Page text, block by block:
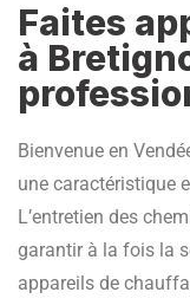
Faites
à
Bienvenue en
une caractéristique
L’entretien des
garantir à la fois la
appareils de